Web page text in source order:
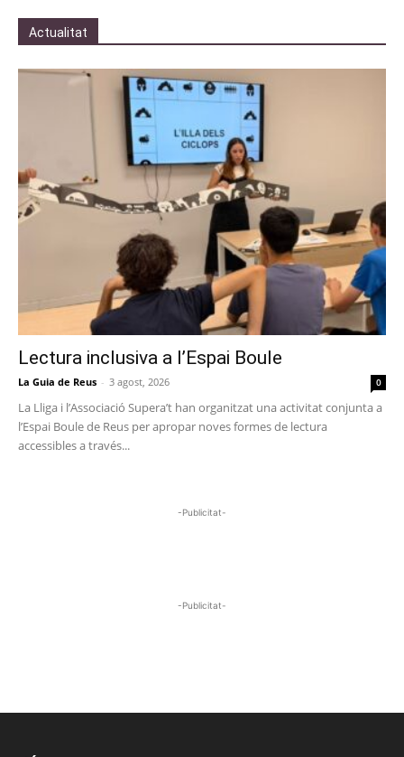
Actualitat
Lectura inclusiva a l’Espai Boule
La Guia de Reus - 3 agost, 2026 0
La Lliga i l’Associació Supera’t han organitzat una activitat conjunta a
l’Espai Boule de Reus per apropar noves formes de lectura
accessibles a través...
-Publicitat-
-Publicitat-